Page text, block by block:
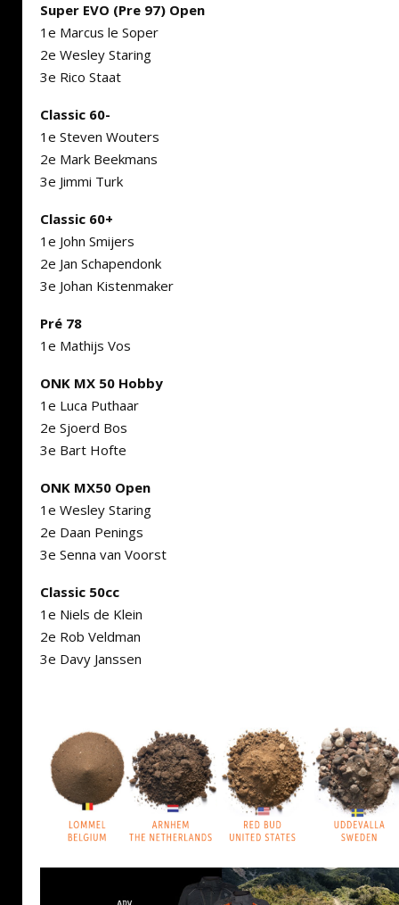
Super EVO (Pre 97) Open
1e Marcus le Soper
2e Wesley Staring
3e Rico Staat
Classic 60-
1e Steven Wouters
2e Mark Beekmans
3e Jimmi Turk
Classic 60+
1e John Smijers
2e Jan Schapendonk
3e Johan Kistenmaker
Pré 78
1e Mathijs Vos
ONK MX 50 Hobby
1e Luca Puthaar
2e Sjoerd Bos
3e Bart Hofte
ONK MX50 Open
1e Wesley Staring
2e Daan Penings
3e Senna van Voorst
Classic 50cc
1e Niels de Klein
2e Rob Veldman
3e Davy Janssen